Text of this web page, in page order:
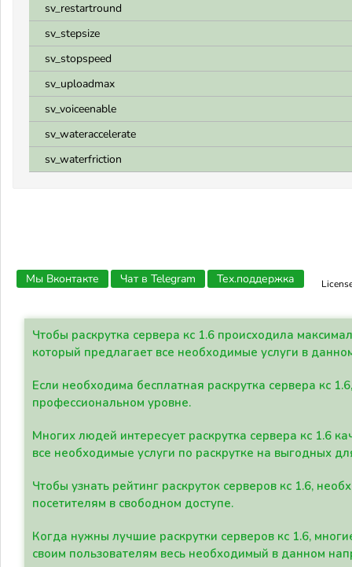
sv_restartround
sv_stepsize
sv_stopspeed
sv_uploadmax
sv_voiceenable
sv_wateraccelerate
sv_waterfriction
Мы Вконтакте Чат в Telegram Тех.поддержка
Чтобы раскрутка сервера кс 1.6 происходила
который предлагает все необходимые услуги в
Если необходима бесплатная раскрутка сервера кс
профессиональном уровне.
Многих людей интересует раскрутка сервера кс 1.6
все необходимые услуги по раскрутке на выгодных
Чтобы узнать рейтинг раскруток серверов кс 1.6,
посетителям в свободном доступе.
Когда нужны лучшие раскрутки серверов кс 1.6,
своим пользователям весь необходимый в данном